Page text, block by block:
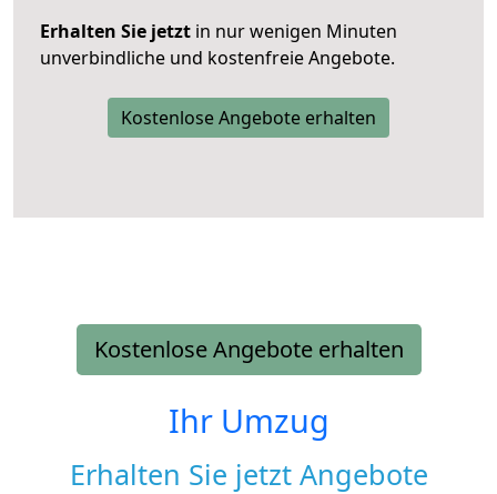
Erhalten Sie jetzt in nur wenigen Minuten
unverbindliche und kostenfreie Angebote.
Kostenlose Angebote erhalten
Kostenlose Angebote erhalten
Ihr Umzug
Erhalten Sie jetzt Angebote